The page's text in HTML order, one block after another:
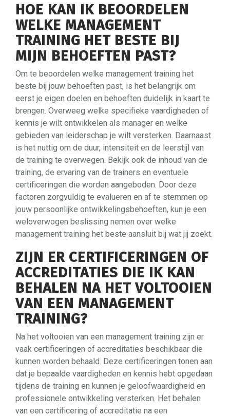
HOE KAN IK BEOORDELEN
WELKE MANAGEMENT
TRAINING HET BESTE BIJ
MIJN BEHOEFTEN PAST?
Om te beoordelen welke management training het
beste bij jouw behoeften past, is het belangrijk om
eerst je eigen doelen en behoeften duidelijk in kaart te
brengen. Overweeg welke specifieke vaardigheden of
kennis je wilt ontwikkelen als manager en welke
gebieden van leiderschap je wilt versterken. Daarnaast
is het nuttig om de duur, intensiteit en de leerstijl van
de training te overwegen. Bekijk ook de inhoud van de
training, de ervaring van de trainers en eventuele
certificeringen die worden aangeboden. Door deze
factoren zorgvuldig te evalueren en af te stemmen op
jouw persoonlijke ontwikkelingsbehoeften, kun je een
weloverwogen beslissing nemen over welke
management training het beste aansluit bij wat jij zoekt.
ZIJN ER CERTIFICERINGEN OF
ACCREDITATIES DIE IK KAN
BEHALEN NA HET VOLTOOIEN
VAN EEN MANAGEMENT
TRAINING?
Na het voltooien van een management training zijn er
vaak certificeringen of accreditaties beschikbaar die
kunnen worden behaald. Deze certificeringen tonen aan
dat je bepaalde vaardigheden en kennis hebt opgedaan
tijdens de training en kunnen je geloofwaardigheid en
professionele ontwikkeling versterken. Het behalen
van een certificering of accreditatie na een